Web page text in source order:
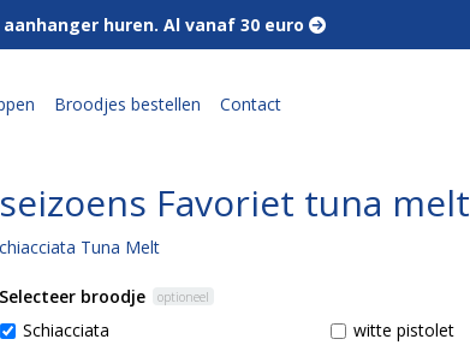
huren. Al vanaf 30 euro 
Broodjes bestellen Contact
seizoens Favoriet tuna melt
chiacciata Tuna Melt
Selecteer broodje optioneel
Schiacciata witte pistolet